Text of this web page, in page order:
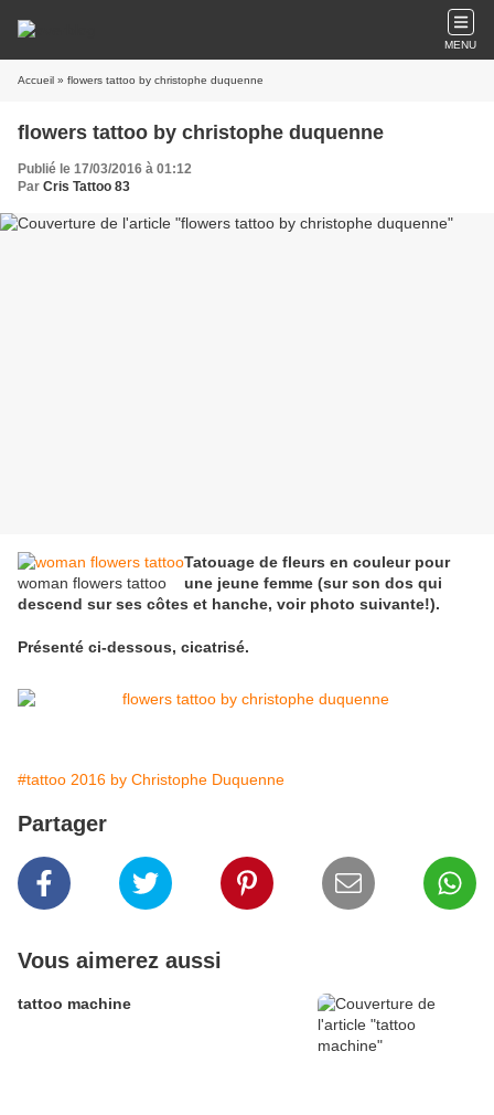
MENU
Accueil » flowers tattoo by christophe duquenne
flowers tattoo by christophe duquenne
Publié le 17/03/2016 à 01:12
Par Cris Tattoo 83
woman flowers tattoo
Tatouage de fleurs en couleur pour
une jeune femme (sur son dos qui
descend sur ses côtes et hanche, voir photo suivante!).
Présenté ci-dessous, cicatrisé.
#tattoo 2016 by Christophe Duquenne
Partager
Vous aimerez aussi
tattoo machine